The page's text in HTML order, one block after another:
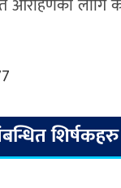
शिर्षकहरु